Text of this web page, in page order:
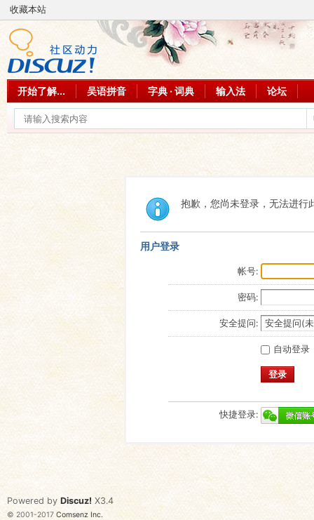
收藏本站
开始了解... 吴语拼音 字典 · 词典 输入法 论坛
抱歉，您尚未登录，无法进行
用户登录
帐号:
密码:
安全提问:
自动登录
登录
快捷登录:
Powered by Discuz! X3.4
© 2001-2017 Comsenz Inc.